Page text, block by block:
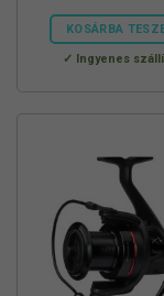
KOSÁRBA
Ennek
van.
A
a
Ingyenes